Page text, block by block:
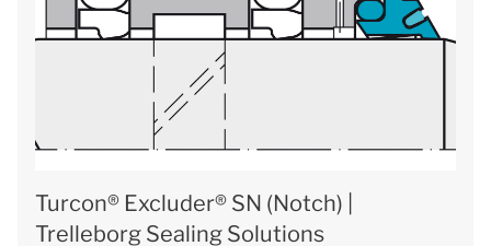
Turcon® Excluder® SN (Notch) |
Trelleborg Sealing Solutions